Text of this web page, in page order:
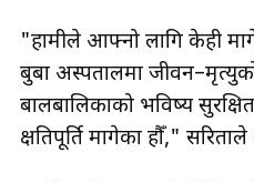
"हामीले आफ्नो लागि केही
बुबा अस्पतालमा
बालबालिकाको भविष्य
क्षतिपूर्ति मागेका हौँ,"